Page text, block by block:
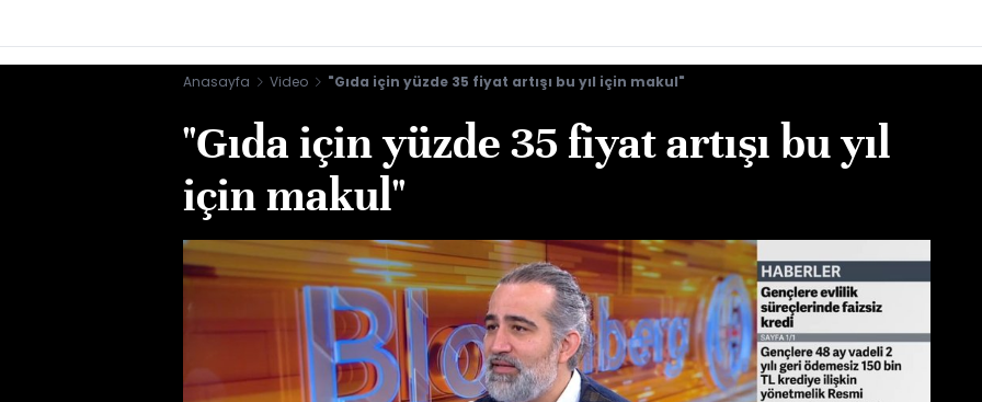
Anasayfa Video "Gıda için yüzde 35 fiyat artışı bu yıl için makul"
"Gıda için yüzde 35 fiyat artışı bu yıl
için makul"